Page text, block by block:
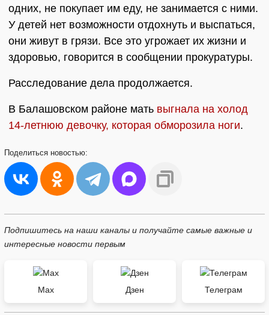
одних, не покупает им еду, не занимается с ними.
У детей нет возможности отдохнуть и выспаться,
они живут в грязи. Все это угрожает их жизни и
здоровью, говорится в сообщении прокуратуры.
Расследование дела продолжается.
В Балашовском районе мать выгнала на холод
14-летнюю девочку, которая обморозила ноги.
Поделиться новостью:
Подпишитесь на наши каналы и получайте самые важные и
интересные новости первым
Max Дзен Телеграм